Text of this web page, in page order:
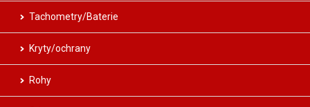
Tachometry/Baterie
Kryty/ochrany
Rohy